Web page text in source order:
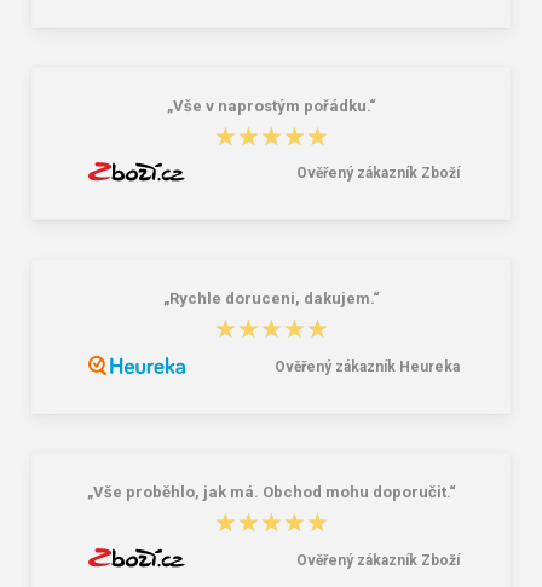
„Vše v naprostým pořádku.“
★★★★★
★★★★★
Ověřený zákazník Zboží
„Rychle doruceni, dakujem.“
★★★★★
★★★★★
Ověřený zákazník Heureka
„Vše proběhlo, jak má. Obchod mohu doporučit.“
★★★★★
★★★★★
Ověřený zákazník Zboží